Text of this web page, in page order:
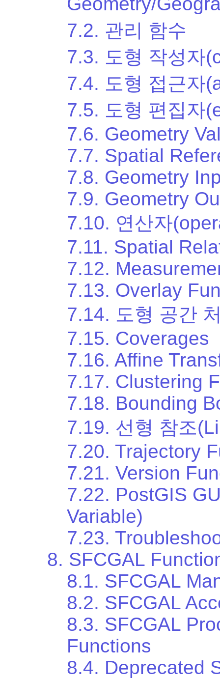
7.2. 관리 함수
7.3. 도형 작성자
7.4. 도형 접근자
7.5. 도형 편집자
7.6. Geometry
7.7. Spatial
7.8. Geometry
7.9. Geometry
7.10. 연산자
7.11. Spatial
7.12.
7.13. Overlay
7.14. 도형 공간
7.15. Coverages
7.16. Affine
7.17. Clustering
7.18. Bounding
7.19. 선형 참조
7.20. Trajectory
7.21. Version
7.22. PostGIS
Variable)
7.23.
8. SFCGAL
8.1. SFCGAL
8.2. SFCGAL
8.3. SFCGAL
Functions
8.4. Deprecated